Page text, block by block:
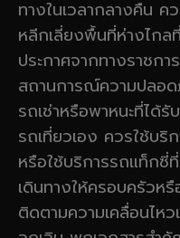
ทางในเวลากลางคืน ค
หลีกเลี่ยงพื้นที่ห่างไกล
ประกาศจากทางราชก
สถานการณ์ความปลอด
รถเช่าหรือพาหนะที่ได้
รถเที่ยวเอง ควรใช้บริ
หรือใช้บริการรถแท็กซี่
เดินทางให้ครอบครัวห
ติดตามความเคลื่อนไห